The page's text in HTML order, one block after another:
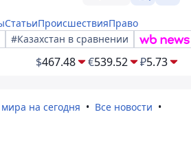
СтатьиПроисшествияПраво
#Казахстан в сравнении
$467.48 €539.52 ₽5.73
на сегодня
Все новости